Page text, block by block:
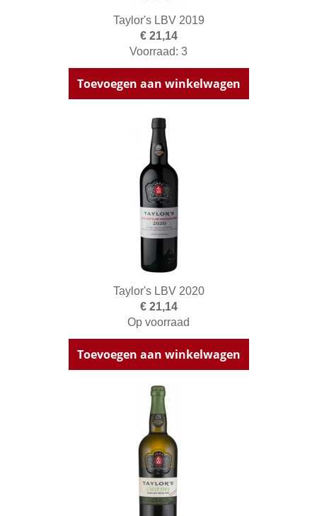
Taylor's LBV 2019
€ 21,14
Voorraad: 3
Toevoegen aan winkelwagen
Taylor's LBV 2020
€ 21,14
Op voorraad
Toevoegen aan winkelwagen